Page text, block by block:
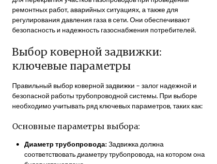
ремонтных работ, аварийных ситуациях, а также для
регулирования давления газа в сети. Они обеспечивают
безопасность и надежность газоснабжения потребителей.
Выбор коверной задвижки:
ключевые параметры
Правильный выбор коверной задвижки – залог надежной и
безопасной работы трубопроводной системы. При выборе
необходимо учитывать ряд ключевых параметров, таких как:
Основные параметры выбора:
Диаметр трубопровода: Задвижка должна
соответствовать диаметру трубопровода, на котором она